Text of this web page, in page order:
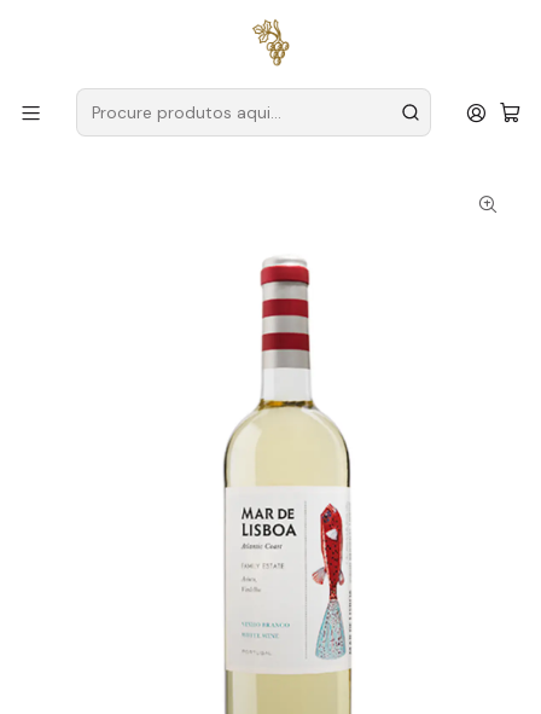
para encomendas a partir de
Produtores Lisboa
Quinta de Chocapalha
Mar de Lisboa 2023 Lisboa Branco 75cl